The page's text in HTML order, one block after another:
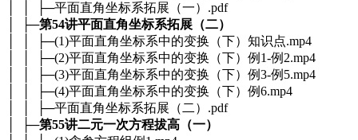
│ │ ├─平面直角坐标系拓展（一）.pdf
│ ├─第54讲平面直角坐标系拓展（二）
│ │ ├─(1)平面直角坐标系中的变换（下）知识点.mp4
│ │ ├─(2)平面直角坐标系中的变换（下）例1-例2.mp4
│ │ ├─(3)平面直角坐标系中的变换（下）例3-例5.mp4
│ │ ├─(4)平面直角坐标系中的变换（下）例6.mp4
│ │ ├─平面直角坐标系拓展（二）.pdf
│ ├─第55讲二元一次方程拔高（一）